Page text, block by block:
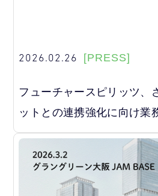
2026.02.26 [PRESS]
フューチャースピリッツ、
ットとの連携強化に向け業